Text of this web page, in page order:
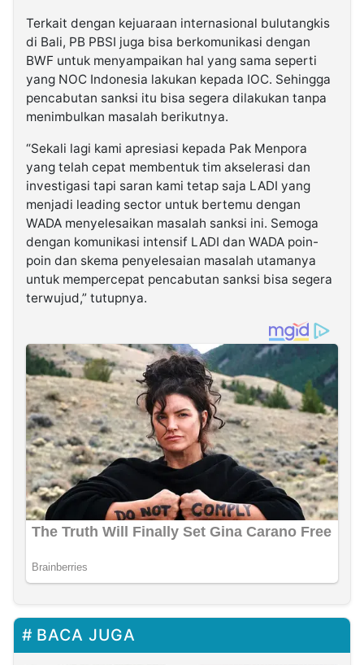
Terkait dengan kejuaraan internasional bulutangkis
di Bali, PB PBSI juga bisa berkomunikasi dengan
BWF untuk menyampaikan hal yang sama seperti
yang NOC Indonesia lakukan kepada IOC. Sehingga
pencabutan sanksi itu bisa segera dilakukan tanpa
menimbulkan masalah berikutnya.
“Sekali lagi kami apresiasi kepada Pak Menpora
yang telah cepat membentuk tim akselerasi dan
investigasi tapi saran kami tetap saja LADI yang
menjadi leading sector untuk bertemu dengan
WADA menyelesaikan masalah sanksi ini. Semoga
dengan komunikasi intensif LADI dan WADA poin-
poin dan skema penyelesaian masalah utamanya
untuk mempercepat pencabutan sanksi bisa segera
terwujud,” tutupnya.
BACA JUGA